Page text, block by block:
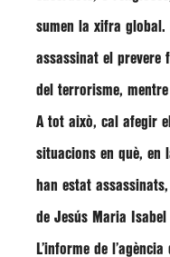
sumen la xifra global.
assassinat el prevere
del terrorisme,
A tot això, cal afegir
situacions en què, en
han estat
de Jesús Maria
L’informe de